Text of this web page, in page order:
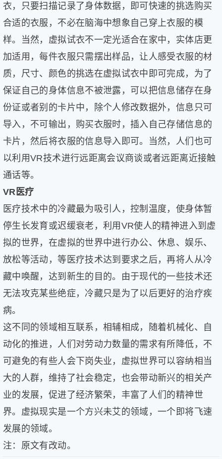
衣，只要扫描记录了身体数据，即可快速的挑选购买
合适的衣服，不必在脑海中想象自己穿上衣服的模
样。当然，虚拟试衣不一定光适合在家中，实体店更
加适用，每件衣服只需摆出样品，让人感受衣服的材
质，尺寸、颜色的挑选在虚拟试衣中即可完成，为了
保证自己的身体信息不被泄露，可以把信息储存在身
份证或者别的卡片中，除个人修改数据外，信息只可
导入，不可输出，购买衣服时，插入自己存储信息的
卡片，然后将衣服的信息导入即可。当然，人们也可
以利用VR技术进行远距离会议商谈或者远距离近接触
通话等。
VR医疗
医疗技术中的冷藏最为吸引人，控制温度，使身体暂
停生长发育或迟缓衰老，利用VR使人的精神进入到虚
拟的世界，在虚拟的世界中进行办公、休息、娱乐、
放松等活动，等医疗技术达到要求之后，再将人从冷
藏中唤醒，达到新生的目的。由于现代的一些技术还
无法攻克某些绝症，冷藏只是为了以后更好的治疗疾
病。
这不同的领域相互联系，相辅相成，随着机械化、自
动化的推进，人们对劳动力数量的需求有所降低，不
可避免的有些人会下岗失业，虚拟世界可以容纳相当
大的人群，维持了社会稳定，也会带动新兴的相关产
业的发展，促进了经济繁荣，丰富了人们的精神世
界。虚拟现实是一个方兴未艾的领域，一个即将飞速
发展的领域。
注：原文有改动。